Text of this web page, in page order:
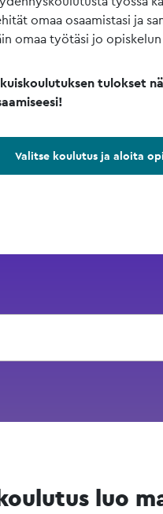
omaa osaamistasi ja
omaa työtäsi jo opiskelun
tulokset
Valitse koulutus ja aloita
luo